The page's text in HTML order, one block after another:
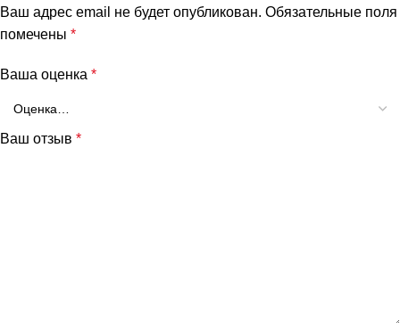
Ваш адрес email не будет опубликован. Обязательные поля
помечены *
Ваша оценка *
Ваш отзыв *